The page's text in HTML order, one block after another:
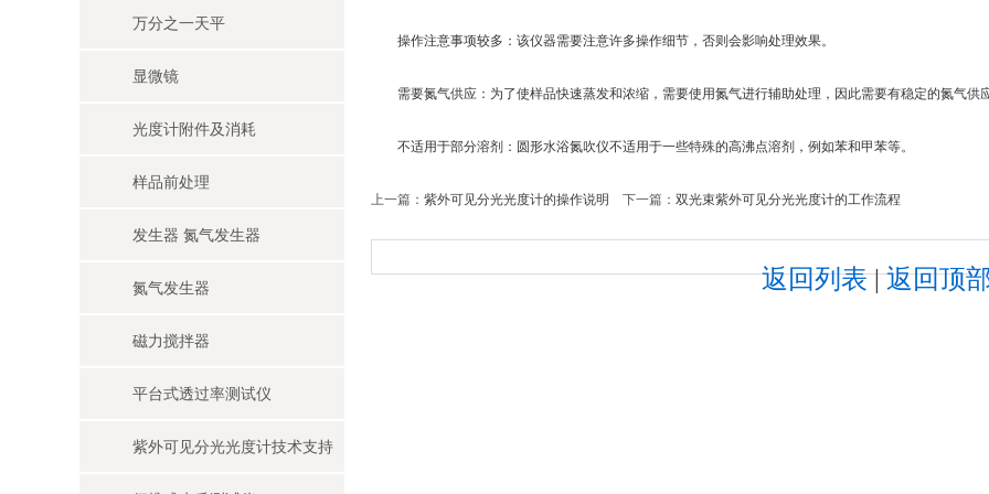
万分之一天平
显微镜
光度计附件及消耗
样品前处理
发生器 氮气发生器
氮气发生器
磁力搅拌器
平台式透过率测试仪
紫外可见分光光度计技术支持
操作注意事项较多：该仪器需要注意许多操作细节，否则会影响处理效果。
需要氮气供应：为了使样品快速蒸发和浓缩，需要使用氮气进行辅助处理，因此需要有稳定的氮气供
不适用于部分溶剂：圆形水浴氮吹仪不适用于一些特殊的高沸点溶剂，例如苯和甲苯等。
上一篇： 紫外可见分光光度计的操作说明 下一篇： 双光束紫外可见分光光度计的工作流程
返回列表|返回顶